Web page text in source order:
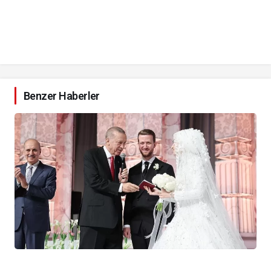
Benzer Haberler